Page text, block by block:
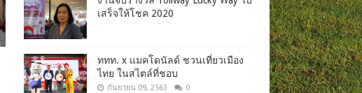
เสร็จให้โชค 2020
ททท. x แมคโดนัลด์ ชวนเที่ยวเมือง
ไทย ในสไตล์ที่ชอบ
กันยายน 09, 2563 0